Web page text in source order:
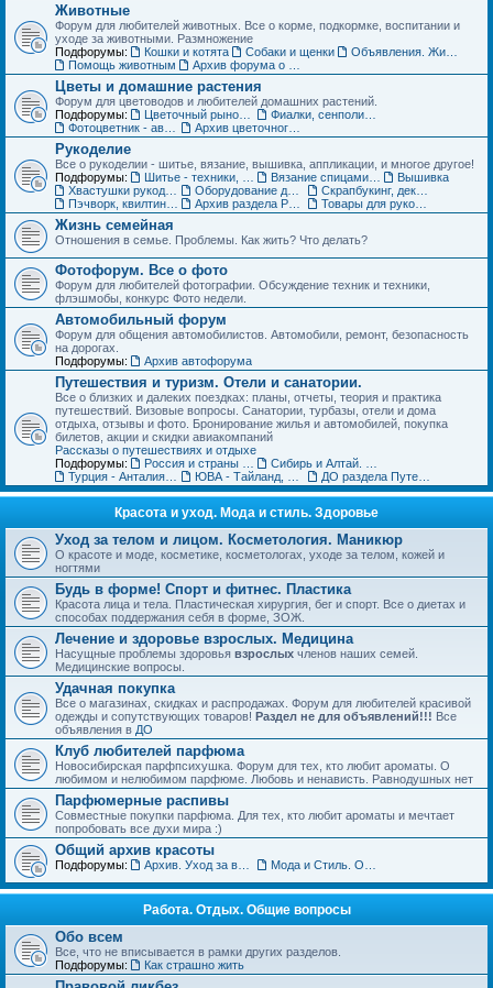
Животные
Форум для любителей животных. Все о корме, подкормке, воспитании и
уходе за животными. Размножение
Подфорумы:
Кошки и котята Собаки и щенки
Помощь животным
Цветы и домашние растения
Форум для цветоводов и любителей домашних растений.
Подфорумы:
Рукоделие
Все о рукоделии - шитье, вязание, вышивка, аппликации, и многое другое!
Подфорумы:
Вышивка
Жизнь семейная
Отношения в семье. Проблемы. Как жить? Что делать?
Фотофорум. Все о фото
Форум для любителей фотографии. Обсуждение техник и техники,
флэшмобы, конкурс Фото недели.
Автомобильный форум
Форум для общения автомобилистов. Автомобили, ремонт, безопасность
на дорогах.
Подфорумы:
Архив автофорума
Путешествия и туризм. Отели и санатории.
Все о близких и далеких поездках: планы, отчеты, теория и практика
путешествий. Визовые вопросы. Санатории, турбазы, отели и дома
отдыха, отзывы и фото. Бронирование жилья и автомобилей, покупка
билетов, акции и скидки авиакомпаний
Рассказы о путешествиях и отдыхе
Подфорумы:
Красота и уход. Мода и стиль. Здоровье
Уход за телом и лицом. Косметология. Маникюр
О красоте и моде, косметике, косметологах, уходе за телом, кожей и
ногтями
Будь в форме! Спорт и фитнес. Пластика
Красота лица и тела. Пластическая хирургия, бег и спорт. Все о диетах и
способах поддержания себя в форме, ЗОЖ.
Лечение и здоровье взрослых. Медицина
Насущные проблемы здоровья взрослых членов наших семей.
Медицинские вопросы.
Удачная покупка
Все о магазинах, скидках и распродажах. Форум для любителей красивой
одежды и сопутствующих товаров! Раздел не для объявлений!!! Все
объявления в ДО
Клуб любителей парфюма
Новосибирская парфпсихушка. Форум для тех, кто любит ароматы. О
любимом и нелюбимом парфюме. Любовь и ненависть. Равнодушных нет
Парфюмерные распивы
Совместные покупки парфюма. Для тех, кто любит ароматы и мечтает
попробовать все духи мира :)
Общий архив красоты
Подфорумы:
Работа. Отдых. Общие вопросы
Обо всем
Все, что не вписывается в рамки других разделов.
Подфорумы:
Как страшно жить